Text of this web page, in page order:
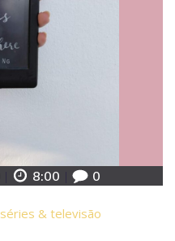
8:00 0
séries & televisão